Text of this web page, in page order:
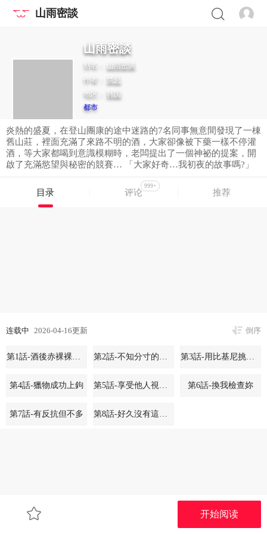
山雨密談
山雨密談
别名： 山雨密谈
作者： 禁忌
地区： 韩国
都市
炎熱的盛夏，在登山團康的途中迷路的7名同事無意間發現了一棟
舊山莊，裡面充滿了來路不明的酒，大家卻像被下藥一樣不停灌
酒，等大家都喝到意識模糊時，老闆提出了一個神祕的提案，開
啟了充滿慾望與秘密的競賽… 「大家好奇…我初夜的故事嗎?」
目录 评论
999+
推荐
连载中 2026-04-16更新 倒序
第1話-酒後赤裸裸的慾望 第2話-不知分寸的游泳教練 第3話-用比基尼挑起慾火
第4話-獵物成功上鉤 第5話-享受他人視線的淫娃 第6話-換我檢查妳
第7話-有反抗但不多 第8話-好久沒有這麼火熱了♥
开始阅读